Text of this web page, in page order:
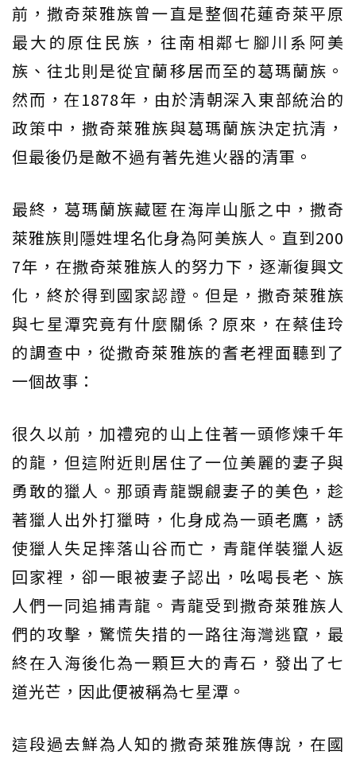
前，撒奇萊雅族曾一直是整個花蓮奇萊平原
最大的原住民族，往南相鄰七腳川系阿美
族、往北則是從宜蘭移居而至的葛瑪蘭族。
然而，在1878年，由於清朝深入東部統治的
政策中，撒奇萊雅族與葛瑪蘭族決定抗清，
但最後仍是敵不過有著先進火器的清軍。
最終，葛瑪蘭族藏匿在海岸山脈之中，撒奇
萊雅族則隱姓埋名化身為阿美族人。直到200
7年，在撒奇萊雅族人的努力下，逐漸復興文
化，終於得到國家認證。但是，撒奇萊雅族
與七星潭究竟有什麼關係？原來，在蔡佳玲
的調查中，從撒奇萊雅族的耆老裡面聽到了
一個故事：
很久以前，加禮宛的山上住著一頭修煉千年
的龍，但這附近則居住了一位美麗的妻子與
勇敢的獵人。那頭青龍覬覦妻子的美色，趁
著獵人出外打獵時，化身成為一頭老鷹，誘
使獵人失足摔落山谷而亡，青龍佯裝獵人返
回家裡，卻一眼被妻子認出，吆喝長老、族
人們一同追捕青龍。青龍受到撒奇萊雅族人
們的攻擊，驚慌失措的一路往海灣逃竄，最
終在入海後化為一顆巨大的青石，發出了七
道光芒，因此便被稱為七星潭。
這段過去鮮為人知的撒奇萊雅族傳說，在國